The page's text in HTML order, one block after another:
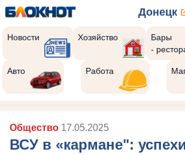
Донецк
Новости Хозяйство
Бары
-
Авто Работа
Общество 17.05.2025
ВСУ в «кармане": успехи